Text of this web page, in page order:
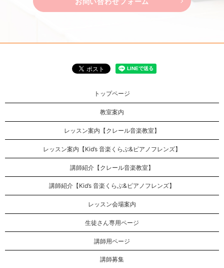
トップページ
教室案内
レッスン案内【クレール音楽教室】
レッスン案内【Kid’s 音楽くらぶ&ピアノフレンズ】
講師紹介【クレール音楽教室】
講師紹介【Kid’s 音楽くらぶ&ピアノフレンズ】
レッスン会場案内
生徒さん専用ページ
講師用ページ
講師募集